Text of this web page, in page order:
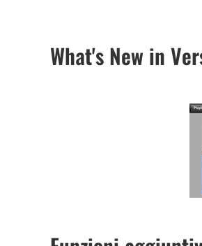
What's New in